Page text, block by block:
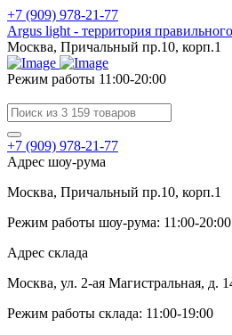
+7 (909) 978-21-77
Argus light - территория
Москва, Причальный пр.10, корп.1
Режим работы 11:00-20:00
+7 (909) 978-21-77
Адрес шоу-рума
Москва, Причальный пр.10, корп.1
Режим работы шоу-рума: 11:00-20:00
Адрес склада
Москва, ул. 2-ая Магистральная, д.
Режим работы склада: 11:00-19:00